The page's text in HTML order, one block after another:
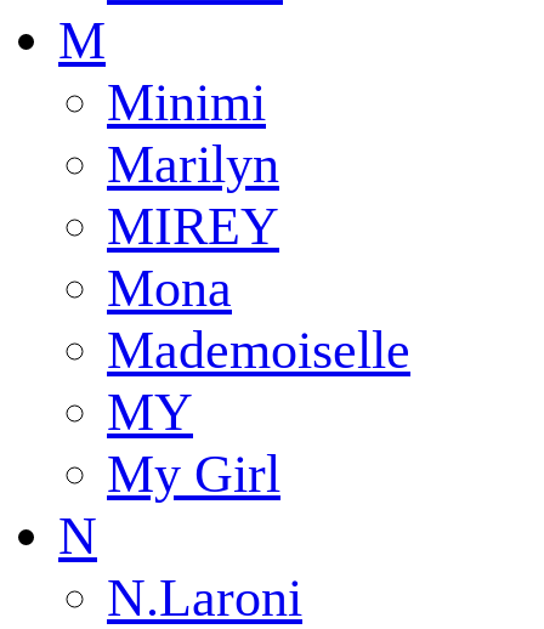
M
Minimi
Marilyn
MIREY
Mona
Mademoiselle
MY
My Girl
N
N.Laroni